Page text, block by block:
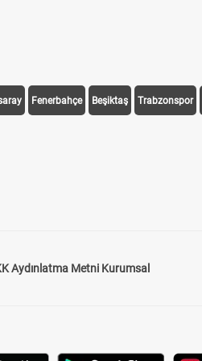
Fenerbahçe Beşiktaş Trabzonspor
Aydınlatma Metni Kurumsal